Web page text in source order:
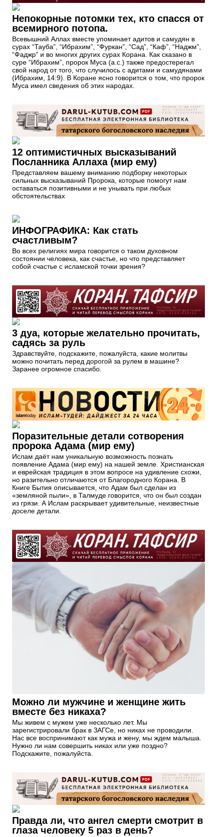
Непокорные потомки тех, кто спасся от
всемирного потопа.
Всевышний Аллах вместе упоминает адитов и самудян в
сурах “Тауба”, “Ибрахим”, “Фуркан”, “Сад”, “Каф”, “Наджм”,
“Фаджр” и во многих других сурах Корана. Как сказано в
суре “Ибрахим”, пророк Муса (а.с.) также предостерегал
свой народ от того, что случилось с адитами и самудянами
(Ибрахим, 14:9). В Коране ясно говорится о том, что пророк
Муса имел сведения об этих народах.
12 оптимистичных высказываний
Посланника Аллаха (мир ему)
Представляем вашему вниманию подборку некоторых
сильных высказываний Пророка, которые помогут нам
оставаться позитивными и не унывать при любых
обстоятельствах
ИНФОГРАФИКА: Как стать
счастливым?
Во всех религиях мира говорится о таком духовном
состоянии человека, как счастье, но что представляет
собой счастье с исламской точки зрения?
3 дуа, которые желательно прочитать,
садясь за руль
Здравствуйте, подскажите, пожалуйста, какие молитвы
можно почитать перед дорогой за рулем в машине?
Заранее огромное спасибо.
Поразительные детали сотворения
пророка Адама (мир ему)
Ислам даёт нам уникальную возможность познать
появление Адама (мир ему) на нашей земле. Христианская
и еврейская традиция в этом вопросе на удивление схожи,
но разительно отличаются от Благородного Корана. В
Книге Бытия описывается, что Адам был сделан из
«земляной пыли», в Талмуде говорится, что он был создан
из грязи. А Ислам раскрывает удивительные, неизвестные
доселе детали.
Можно ли мужчине и женщине жить
вместе без никаха?
Мы живем с мужем уже несколько лет. Мы
зарегистрировали брак в ЗАГСе, но никах не проводили.
Нас все воспринимают как мужа и жену, мы ждем малыша.
Нужно ли нам совершить никах или уже поздно?
Подскажите, пожалуйста.
Правда ли, что ангел смерти смотрит в
глаза человеку 5 раз в день?